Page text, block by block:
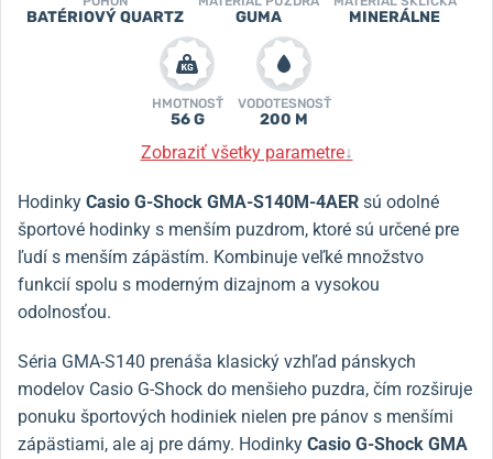
BATÉRIOVÝ QUARTZ GUMA MINERÁLNE
HMOTNOSŤ
56 G
VODOTESNOSŤ
200 M
Zobraziť všetky parametre↓
Hodinky Casio G-Shock GMA-S140M-4AER sú odolné
športové hodinky s menším puzdrom, ktoré sú určené pre
ľudí s menším zápästím. Kombinuje veľké množstvo
funkcií spolu s moderným dizajnom a vysokou
odolnosťou.
Séria GMA-S140 prenáša klasický vzhľad pánskych
modelov Casio G-Shock do menšieho puzdra, čím rozširuje
ponuku športových hodiniek nielen pre pánov s menšími
zápästiami, ale aj pre dámy. Hodinky Casio G-Shock GMA